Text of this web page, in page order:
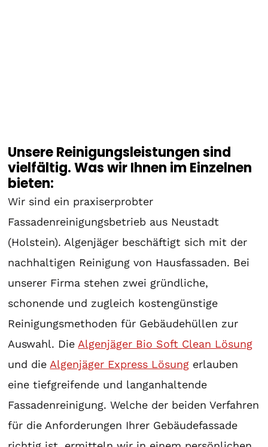
Unsere Reinigungsleistungen sind
vielfältig. Was wir Ihnen im Einzelnen
bieten:
Wir sind ein praxiserprobter
Fassadenreinigungsbetrieb aus Neustadt
(Holstein). Algenjäger beschäftigt sich mit der
nachhaltigen Reinigung von Hausfassaden. Bei
unserer Firma stehen zwei gründliche,
schonende und zugleich kostengünstige
Reinigungsmethoden für Gebäudehüllen zur
Auswahl. Die Algenjäger Bio Soft Clean Lösung
und die Algenjäger Express Lösung erlauben
eine tiefgreifende und langanhaltende
Fassadenreinigung. Welche der beiden Verfahren
für die Anforderungen Ihrer Gebäudefassade